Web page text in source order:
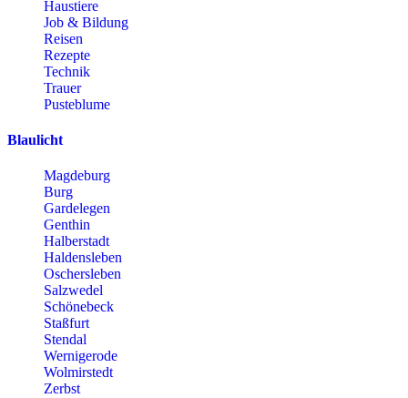
Haustiere
Job & Bildung
Reisen
Rezepte
Technik
Trauer
Pusteblume
Blaulicht
Magdeburg
Burg
Gardelegen
Genthin
Halberstadt
Haldensleben
Oschersleben
Salzwedel
Schönebeck
Staßfurt
Stendal
Wernigerode
Wolmirstedt
Zerbst